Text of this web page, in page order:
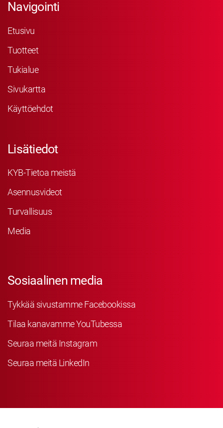
Navigointi
Etusivu
Tuotteet
Tukialue
Sivukartta
Käyttöehdot
Lisätiedot
KYB-Tietoa meistä
Asennusvideot
Turvallisuus
Media
Sosiaalinen media
Tykkää sivustamme Facebookissa
Tilaa kanavamme YouTubessa
Seuraa meitä Instagram
Seuraa meitä LinkedIn